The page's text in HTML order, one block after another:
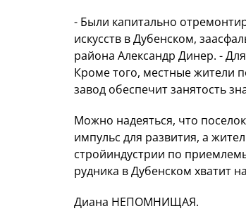
- Были капитально
искусств в Дубенском,
района Александр Динер. -
Кроме того, местные жители
завод обеспечит занятость
Можно надеяться, что
импульс для развития, а
стройиндустрии по
рудника в Дубенском хватит
Диана НЕПОМНИЩАЯ.